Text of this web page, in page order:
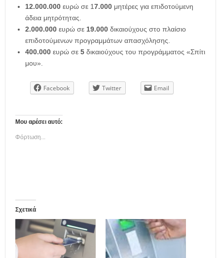
12.000.000 ευρώ σε 17.000 μητέρες για επιδοτούμενη
άδεια μητρότητας.
2.000.000 ευρώ σε 19.000 δικαιούχους στο πλαίσιο
επιδοτούμενων προγραμμάτων απασχόλησης.
400.000 ευρώ σε 5 δικαιούχους του προγράμματος «Σπίτι
μου».
Facebook Twitter Email
Μου αρέσει αυτό:
Φόρτωση...
Σχετικά